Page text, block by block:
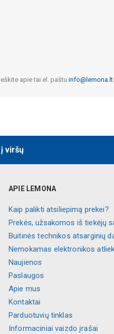
apie tai el. paštu info@lemona.lt.
viršų
APIE LEMONA
Kaip palikti atsiliepimą prekei?
Prekės, užsakomos iš tiekėjų
Buitinės technikos atsarginių
Nemokamas elektronikos
Naujienos
Paslaugos
Apie mus
Kontaktai
Parduotuvių tinklas
Informaciniai vaizdo įrašai